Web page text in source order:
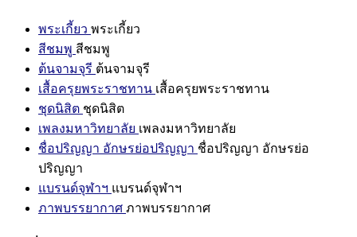
พระเกี้ยว พระเกี้ยว
สีชมพู สีชมพู
ต้นจามจุรี ต้นจามจุรี
เสื้อครุยพระราชทาน เสื้อครุยพระราชทาน
ชุดนิสิต ชุดนิสิต
เพลงมหาวิทยาลัย เพลงมหาวิทยาลัย
ชื่อปริญญา อักษรย่อปริญญา ชื่อปริญญา อักษรย่อ
ปริญญา
แบรนด์จุฬาฯ แบรนด์จุฬาฯ
ภาพบรรยากาศ ภาพบรรยากาศ